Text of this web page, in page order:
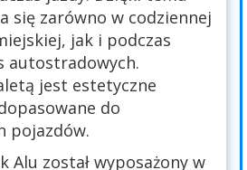
się zarówno w codziennej
jak i podczas
autostradowych.
jest estetyczne
do
pojazdów.
Alu został wyposażony w